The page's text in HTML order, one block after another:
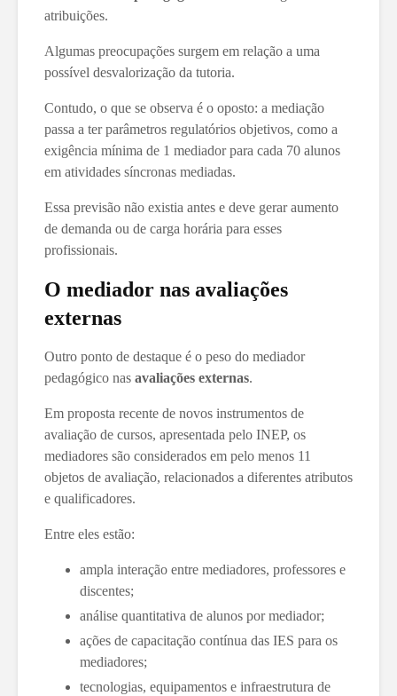
atribuições.
Algumas preocupações surgem em relação a uma
possível desvalorização da tutoria.
Contudo, o que se observa é o oposto: a mediação
passa a ter parâmetros regulatórios objetivos, como a
exigência mínima de 1 mediador para cada 70 alunos
em atividades síncronas mediadas.
Essa previsão não existia antes e deve gerar aumento
de demanda ou de carga horária para esses
profissionais.
O mediador nas avaliações
externas
Outro ponto de destaque é o peso do mediador
pedagógico nas avaliações externas.
Em proposta recente de novos instrumentos de
avaliação de cursos, apresentada pelo INEP, os
mediadores são considerados em pelo menos 11
objetos de avaliação, relacionados a diferentes atributos
e qualificadores.
Entre eles estão:
ampla interação entre mediadores, professores e
discentes;
análise quantitativa de alunos por mediador;
ações de capacitação contínua das IES para os
mediadores;
tecnologias, equipamentos e infraestrutura de